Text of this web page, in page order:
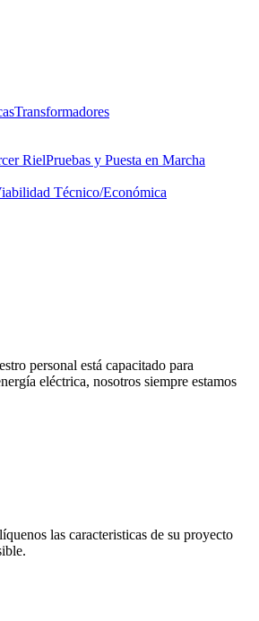
Transformadores
RielPruebas y Puesta en Marcha
Técnico/Económica
personal está capacitado para
eléctrica, nosotros siempre estamos
las caracteristicas de su proyecto